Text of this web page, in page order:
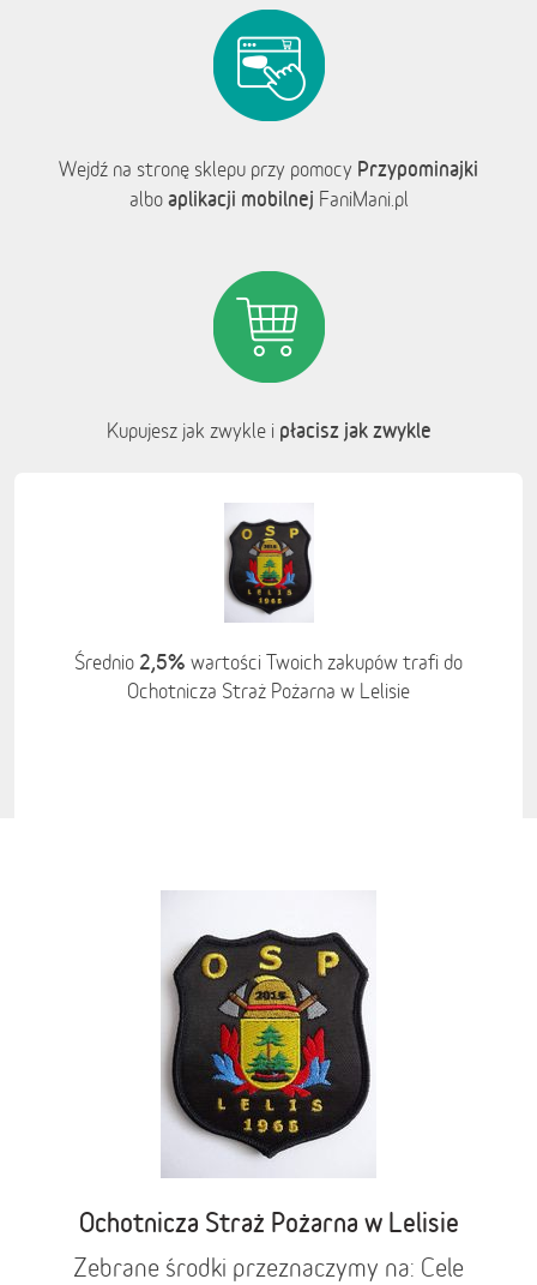
Wejdź na stronę sklepu przy pomocy Przypominajki
albo aplikacji mobilnej FaniMani.pl
Kupujesz jak zwykle i płacisz jak zwykle
Średnio 2,5% wartości Twoich zakupów trafi do
Ochotnicza Straż Pożarna w Lelisie
Ochotnicza Straż Pożarna w Lelisie
Zebrane środki przeznaczymy na: Cele